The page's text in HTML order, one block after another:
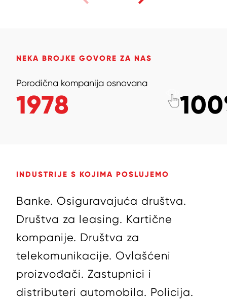
NEKA BROJKE GOVORE ZA NAS
Porodična kompanija osnovana
1978
INDUSTRIJE S KOJIMA POSLUJEMO
Banke.Osiguravajuća društva.
Društva za leasing. Kartične
kompanije. Društva za
telekomunikacije.Ovlašćeni
proizvođači. Zastupnici i
distributeri automobila. Policija.